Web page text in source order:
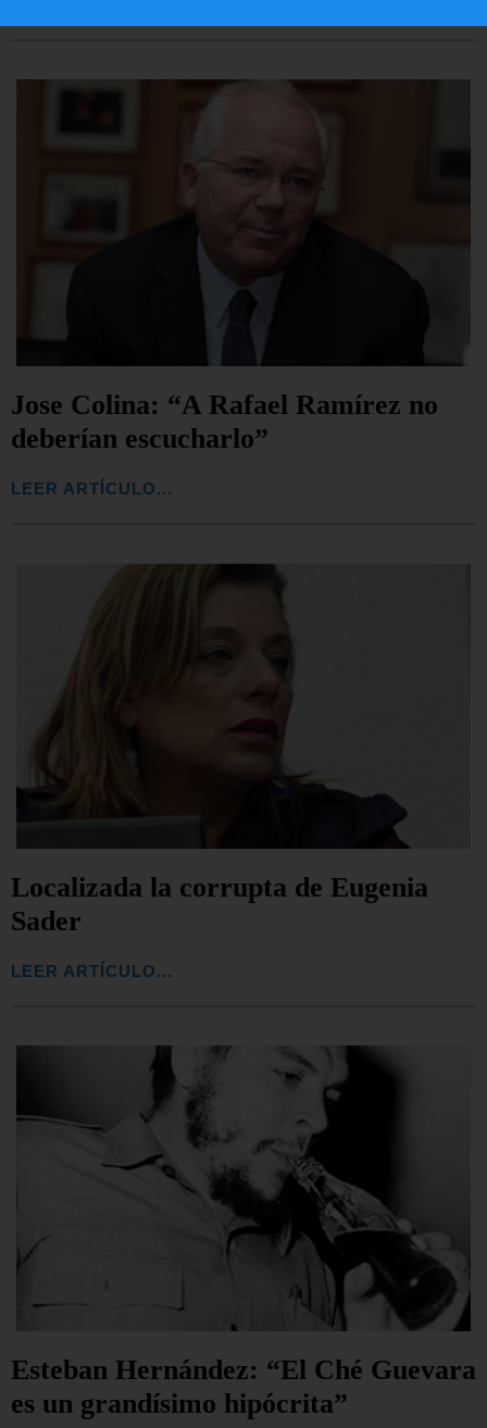
Jose Colina: “A Rafael Ramírez no
deberían escucharlo”
LEER ARTÍCULO...
Localizada la corrupta de Eugenia
Sader
LEER ARTÍCULO...
Esteban Hernández: “El Ché Guevara
es un grandísimo hipócrita”